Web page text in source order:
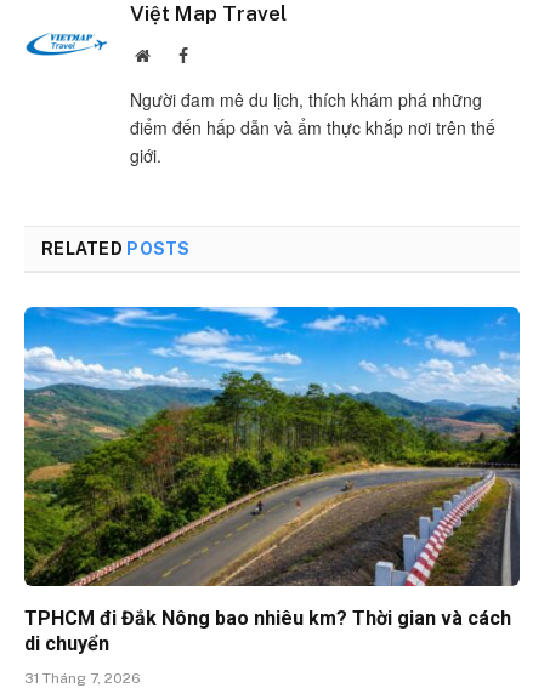
Việt Map Travel
WebsiteFacebook
Người đam mê du lịch, thích khám phá những
điểm đến hấp dẫn và ẩm thực khắp nơi trên thế
giới.
RELATED POSTS
TPHCM đi Đắk Nông bao nhiêu km? Thời gian và cách
di chuyển
31 Tháng 7, 2026